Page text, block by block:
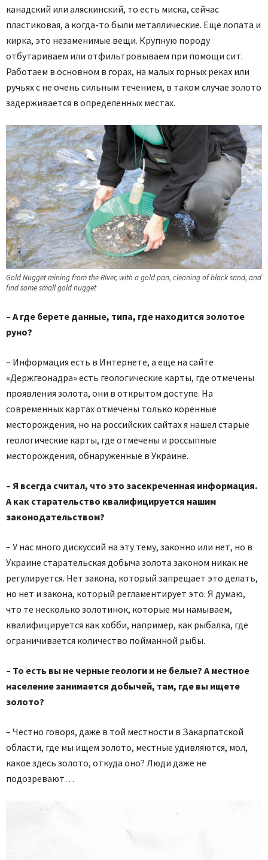
канадский или аляскинский, то есть миска, сейчас
пластиковая, а когда-то были металлические. Еще лопата и
кирка, это незаменимые вещи. Крупную породу
отбутариваем или отфильтровываем при помощи сит.
Работаем в основном в горах, на малых горных реках или
ручьях с не очень сильным течением, в таком случае золото
задерживается в определенных местах.
Gold Nugget mining from the River, with a gold pan, cleaning of black sand, and
find some small gold nugget
– А где берете данные, типа, где находится золотое
руно?
– Информация есть в Интернете, а еще на сайте
«Держгеонадра» есть геологические карты, где отмечены
проявления золота, они в открытом доступе. На
современных картах отмечены только коренные
месторождения, но на российских сайтах я нашел старые
геологические карты, где отмечены и россыпные
месторождения, обнаруженные в Украине.
– Я всегда считал, что это засекреченная информация.
А как старательство квалифицируется нашим
законодательством?
– У нас много дискуссий на эту тему, законно или нет, но в
Украине старательская добыча золота законом никак не
регулируется. Нет закона, который запрещает это делать,
но нет и закона, который регламентирует это. Я думаю,
что те несколько золотинок, которые мы намываем,
квалифицируется как хобби, например, как рыбалка, где
ограничивается количество пойманной рыбы.
– То есть вы не черные геологи и не белые? А местное
население занимается добычей, там, где вы ищете
золото?
– Честно говоря, даже в той местности в Закарпатской
области, где мы ищем золото, местные удивляются, мол,
какое здесь золото, откуда оно? Люди даже не
подозревают…